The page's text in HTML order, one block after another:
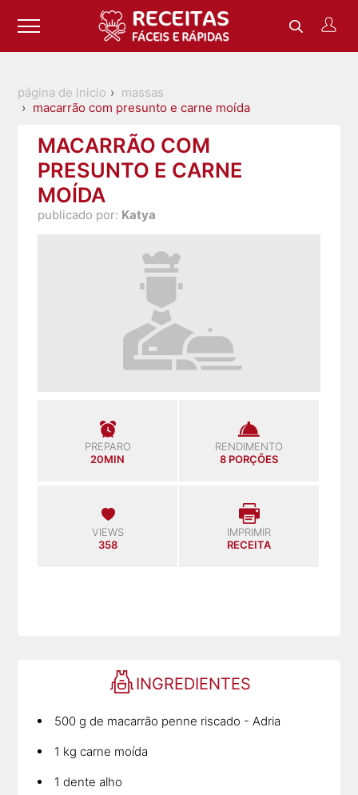
página de inicio
massas
macarrão com presunto e carne moída
MACARRÃO COM
PRESUNTO E CARNE
MOÍDA
publicado por: Katya
PREPARO
20MIN
RENDIMENTO
8 PORÇÕES
VIEWS
358
IMPRIMIR
RECEITA
INGREDIENTES
500 g de macarrão penne riscado - Adria
1 kg carne moída
1 dente alho